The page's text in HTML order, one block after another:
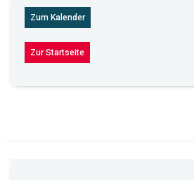
Zum Kalender
Zur Startseite